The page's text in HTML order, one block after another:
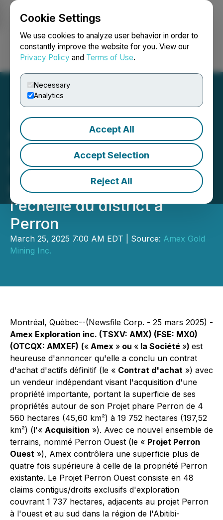
Cookie Settings
We use cookies to analyze user behavior in order to
constantly improve the website for you. View our
Privacy Policy and Terms of Use.
Necessary
Analytics
Accept All
Accept Selection
Reject All
Login Search Français
Amex acquiert la propriété
stratégique de Perron
Ouest - qui forme un
ensemble de terrains à
l'échelle du district à
Perron
March 25, 2025 7:00 AM EDT | Source: Amex Gold
Mining Inc.
Montréal, Québec--(Newsfile Corp. - 25 mars 2025) -
Amex Exploration inc. (TSXV: AMX) (FSE: MX0)
(OTCQX: AMXEF) (« Amex » ou « la Société ») est
heureuse d'annoncer qu'elle a conclu un contrat
d'achat d'actifs définitif (le « Contrat d'achat ») avec
un vendeur indépendant visant l'acquisition d'une
propriété importante, portant la superficie de ses
propriétés autour de son Projet phare Perron de 4
560 hectares (45,60 km²) à 19 752 hectares (197,52
km²) (l'« Acquisition »). Avec ce nouvel ensemble de
terrains, nommé Perron Ouest (le « Projet Perron
Ouest »), Amex contrôlera une superficie plus de
quatre fois supérieure à celle de la propriété Perron
existante. Le Projet Perron Ouest consiste en 48
claims contigus/droits exclusifs d'exploration
couvrant 1 737 hectares, adjacents au projet Perron
à l'ouest et au sud dans la région de l'Abitibi-